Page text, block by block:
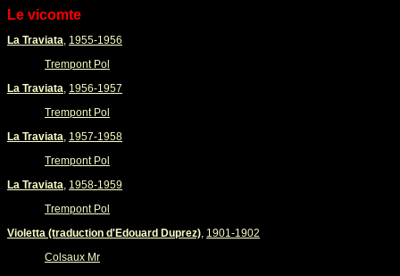
Le vicomte
La Traviata, 1955-1956
Trempont Pol
La Traviata, 1956-1957
Trempont Pol
La Traviata, 1957-1958
Trempont Pol
La Traviata, 1958-1959
Trempont Pol
Violetta (traduction d'Edouard Duprez), 1901-1902
Colsaux Mr